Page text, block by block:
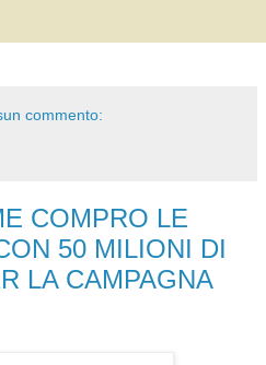
commento:
COMPRO LE
50 MILIONI DI
LA CAMPAGNA